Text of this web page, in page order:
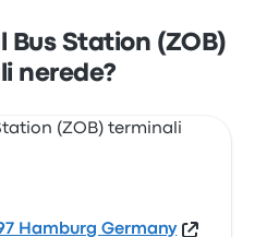
şehrindeki bu
görüntüle.
Bus Station (ZOB)
nerede?
Hamburg Germany